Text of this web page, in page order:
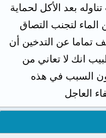
بعد الأكل لحماية
لتجنب التصاق
تماما عن التدخين أن
انك لا تعاني من
السبب في هذه
العاجل